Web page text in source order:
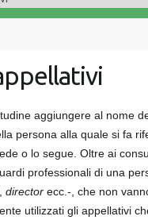
aggiungere al nome
persona alla quale si fa
o lo segue. Oltre ai
professionali di una
directorecc.-, che non
utilizzati gli appellativi